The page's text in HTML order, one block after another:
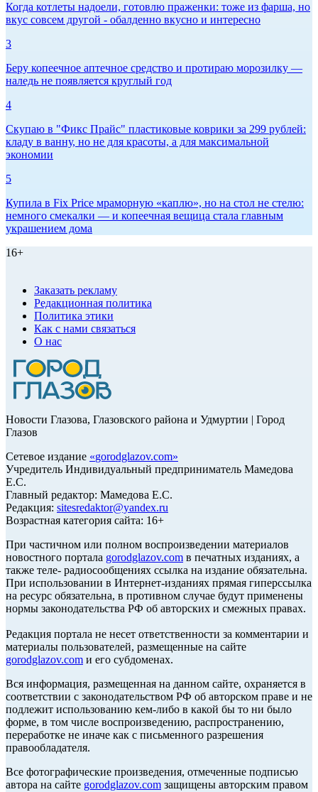
Когда котлеты надоели, готовлю праженки: тоже из фарша, но
вкус совсем другой - обалденно вкусно и интересно
3
Беру копеечное аптечное средство и протираю морозилку —
наледь не появляется круглый год
4
Скупаю в "Фикс Прайс" пластиковые коврики за 299 рублей:
кладу в ванну, но не для красоты, а для максимальной
экономии
5
Купила в Fix Price мраморную «каплю», но на стол не стелю:
немного смекалки — и копеечная вещица стала главным
украшением дома
16+
Заказать рекламу
Редакционная политика
Политика этики
Как с нами связаться
О нас
Новости Глазова, Глазовского района и Удмуртии | Город
Глазов
Сетевое издание «gorodglazov.com»
Учредитель Индивидуальный предприниматель Мамедова
Е.С.
Главный редактор: Мамедова Е.С.
Редакция: sitesredaktor@yandex.ru
Возрастная категория сайта: 16+
При частичном или полном воспроизведении материалов
новостного портала gorodglazov.com в печатных изданиях, а
также теле- радиосообщениях ссылка на издание обязательна.
При использовании в Интернет-изданиях прямая гиперссылка
на ресурс обязательна, в противном случае будут применены
нормы законодательства РФ об авторских и смежных правах.
Редакция портала не несет ответственности за комментарии и
материалы пользователей, размещенные на сайте
gorodglazov.com и его субдоменах.
Вся информация, размещенная на данном сайте, охраняется в
соответствии с законодательством РФ об авторском праве и не
подлежит использованию кем-либо в какой бы то ни было
форме, в том числе воспроизведению, распространению,
переработке не иначе как с письменного разрешения
правообладателя.
Все фотографические произведения, отмеченные подписью
автора на сайте gorodglazov.com защищены авторским правом